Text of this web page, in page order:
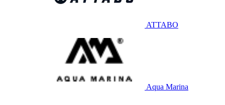
ATTABO
Aqua Marina